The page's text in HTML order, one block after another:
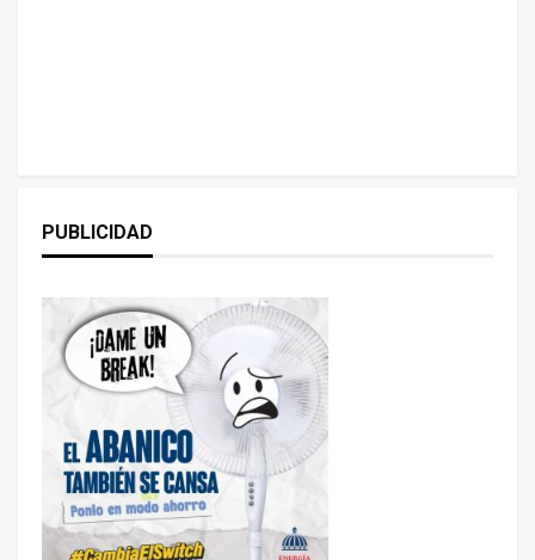
PUBLICIDAD